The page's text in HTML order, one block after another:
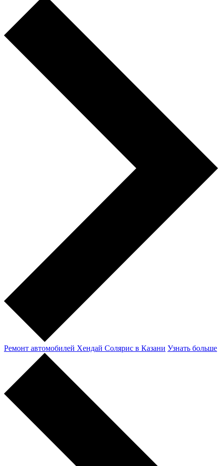
Ремонт автомобилей Хендай Солярис в Казани Узнать больше